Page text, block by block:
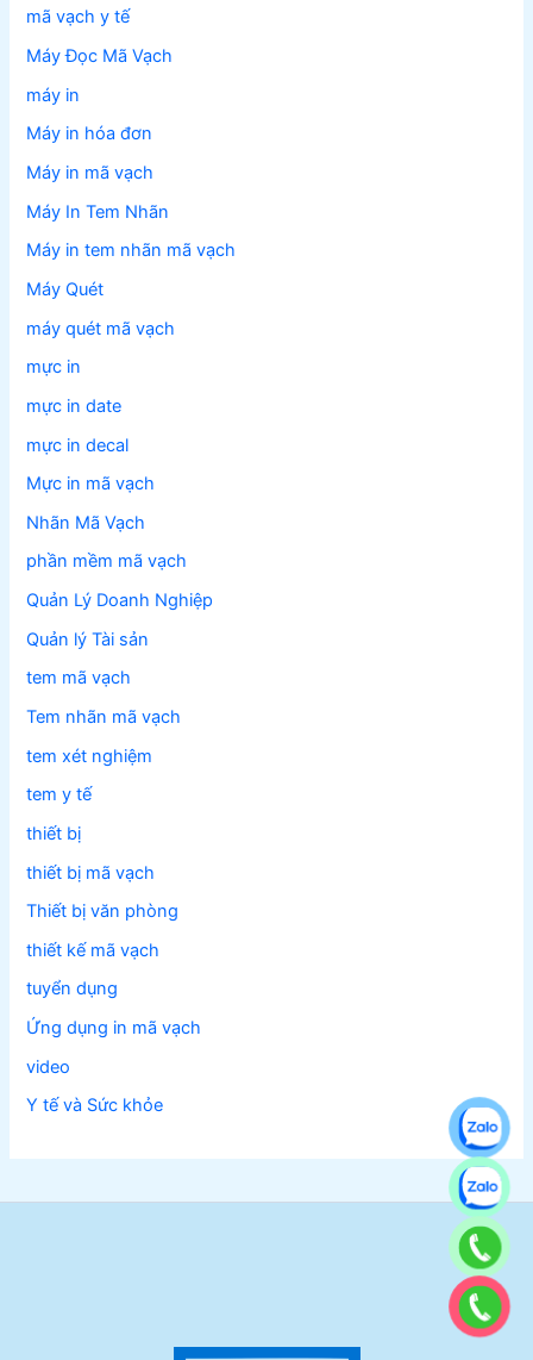
mã vạch y tế
Máy Đọc Mã Vạch
máy in
Máy in hóa đơn
Máy in mã vạch
Máy In Tem Nhãn
Máy in tem nhãn mã vạch
Máy Quét
máy quét mã vạch
mực in
mực in date
mực in decal
Mực in mã vạch
Nhãn Mã Vạch
phần mềm mã vạch
Quản Lý Doanh Nghiệp
Quản lý Tài sản
tem mã vạch
Tem nhãn mã vạch
tem xét nghiệm
tem y tế
thiết bị
thiết bị mã vạch
Thiết bị văn phòng
thiết kế mã vạch
tuyển dụng
Ứng dụng in mã vạch
video
Y tế và Sức khỏe